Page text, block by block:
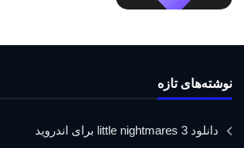
نوشته‌های تازه
دانلود little nightmares 3 برای اندروید